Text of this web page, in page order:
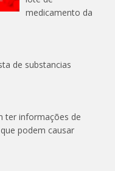
medicamento da
de substancias
ter informações de
podem causar